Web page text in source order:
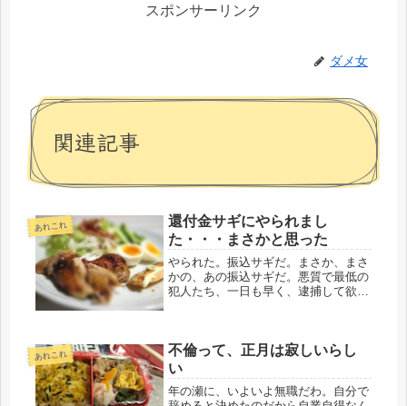
スポンサーリンク
ダメ女
関連記事
あれこれ
還付金サギにやられまし
た・・・まさかと思った
やられた。振込サギだ。まさか、まさ
かの、あの振込サギだ。悪質で最低の
犯人たち、一日も早く、逮捕して欲し
と電話で4時間。わずか２ヶ月の間
に、...
あれこれ
不倫って、正月は寂しいらし
い
年の瀬に、いよいよ無職だわ。自分で